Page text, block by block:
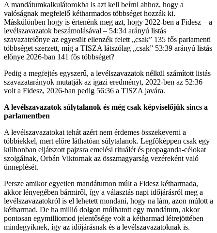
A mandátumkalkulátorokba is azt kell beírni ahhoz, hogy a
valóságnak megfelelő kétharmados többséget hozzák ki.
Máskülönben hogy is értenénk meg azt, hogy 2022-ben a Fidesz – a
levélszavazatok beszámolásával – 54:34 arányú listás
szavazatelőnye az egyesült ellenzék felett „csak” 135 fős parlamenti
többséget szerzett, míg a TISZA látszólag „csak” 53:39 arányú listás
előnye 2026-ban 141 fős többséget?
Pedig a megfejtés egyszerű, a levélszavazatok nélkül számított listás
szavazatarányok mutatják az igazi eredményt, 2022-ben az 52:36
volt a Fidesz, 2026-ban pedig 56:36 a TISZA javára.
A levélszavazatok súlytalanok és még csak képviselőjük sincs a
parlamentben
A levélszavazatokat tehát azért nem érdemes összekeverni a
többiekkel, mert előre láthatóan súlytalanok. Legfőképpen csak egy
külhonban eljátszott pajzsra emelési rituálét és propaganda-célokat
szolgálnak, Orbán Viktornak az összmagyarság vezéreként való
ünneplését.
Persze amikor egyetlen mandátumon múlt a Fidesz kétharmada,
akkor lényegében bármiről, így a választás napi időjárásról meg a
levélszavazatokról is el lehetett mondani, hogy na lám, azon múlott a
kétharmad. De ha millió dolgon múlhatott egy mandátum, akkor
pontosan egymilliomod jelentősége volt a kétharmad létrejöttében
mindegyiknek, így az időjárásnak és a levélszavazatoknak is.